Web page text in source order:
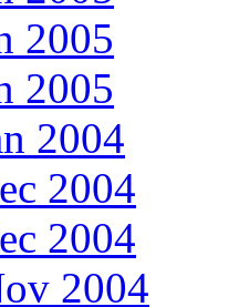
2005
2005
2004
2004
2004
2004